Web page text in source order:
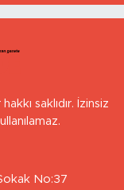
saklıdır. İzinsiz
No:37